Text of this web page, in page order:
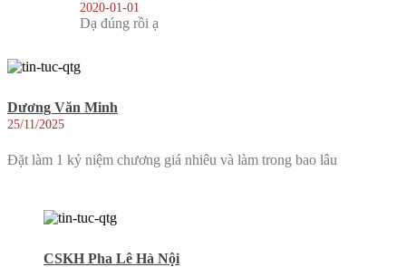
2020-01-01
Dạ đúng rồi ạ
Dương Văn Minh
25/11/2025
Đặt làm 1 kỷ niệm chương giá nhiêu và làm trong bao lâu
CSKH Pha Lê Hà Nội